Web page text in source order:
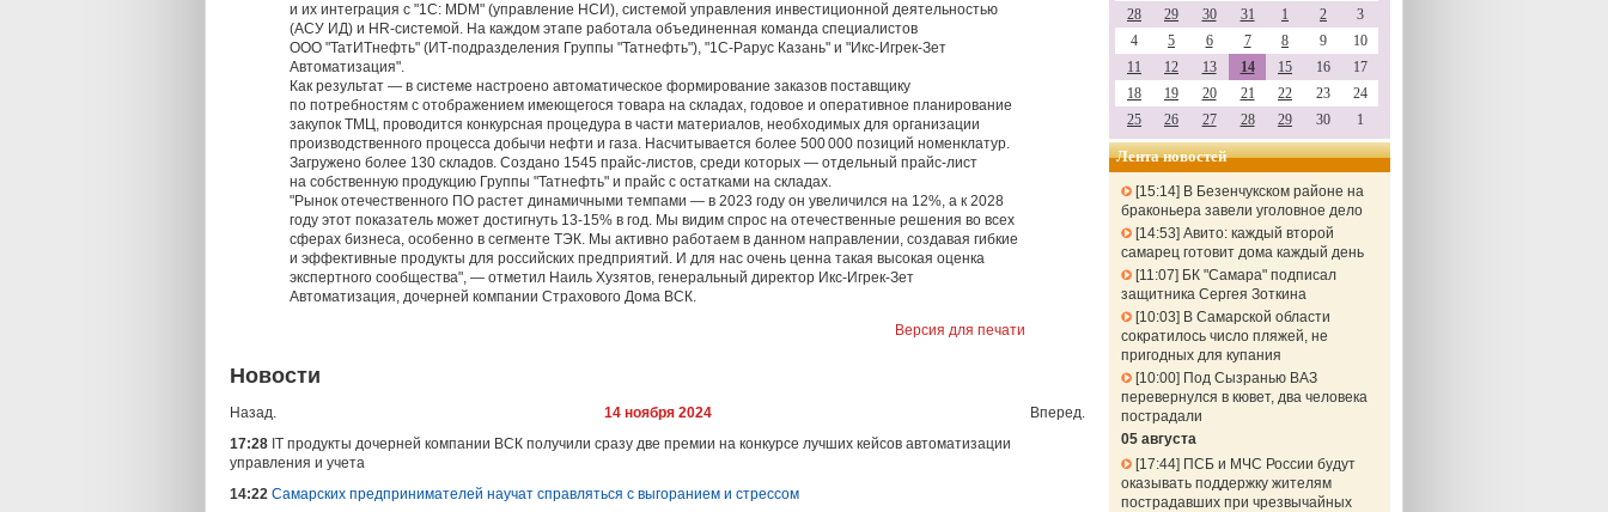
и их интеграция с "1С: MDM" (управление НСИ), системой управления инвестиционной деятельностью
(АСУ ИД) и HR-системой. На каждом этапе работала объединенная команда специалистов
ООО "ТатИТнефть" (ИТ-подразделения Группы "Татнефть"), "1С-Рарус Казань" и "Икс-Игрек-Зет
Автоматизация".
Как результат — в системе настроено автоматическое формирование заказов поставщику
по потребностям с отображением имеющегося товара на складах, годовое и оперативное планирование
закупок ТМЦ, проводится конкурсная процедура в части материалов, необходимых для организации
производственного процесса добычи нефти и газа. Насчитывается более 500 000 позиций номенклатур.
Загружено более 130 складов. Создано 1545 прайс-листов, среди которых — отдельный прайс-лист
на собственную продукцию Группы "Татнефть" и прайс с остатками на складах.
"Рынок отечественного ПО растет динамичными темпами — в 2023 году он увеличился на 12%, а к 2028
году этот показатель может достигнуть 13-15% в год. Мы видим спрос на отечественные решения во всех
сферах бизнеса, особенно в сегменте ТЭК. Мы активно работаем в данном направлении, создавая гибкие
и эффективные продукты для российских предприятий. И для нас очень ценна такая высокая оценка
экспертного сообщества", — отметил Наиль Хузятов, генеральный директор Икс-Игрек-Зет
Автоматизация, дочерней компании Страхового Дома ВСК.
Версия для печати
Новости
Назад. 14 ноября 2024
Вперед.
17:28 IT продукты дочерней компании ВСК получили сразу две премии на конкурсе лучших кейсов автоматизации
управления и учета
14:22 Самарских предпринимателей научат справляться с выгоранием и стрессом
28
29 30 31 1 2
3
4
5 6 7 8 9
10
11
12 13 14 15 16
17
18
19 20 21 22 23
24
25
26 27 28 29 30 1
Лента новостей
15:14 В Безенчукском районе на
браконьера завели уголовное дело
14:53 Авито: каждый второй
самарец готовит дома каждый день
11:07
БК "Самара" подписал
защитника Сергея Зоткина
10:03
В Самарской области
сократилось число пляжей, не
пригодных для купания
10:00 Под Сызранью ВАЗ
перевернулся в кювет, два человека
пострадали
05 августа
17:44 ПСБ и МЧС России будут
оказывать поддержку жителям
пострадавших при чрезвычайных